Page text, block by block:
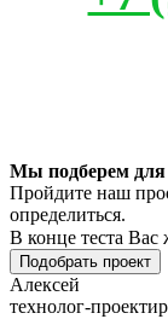
Мы подберем для
Пройдите наш
определиться.
В конце теста
Подобрать проект
Алексей
технолог-